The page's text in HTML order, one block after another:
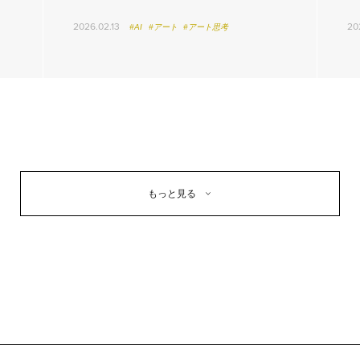
2026.02.13 #AI #アート #アート思考
もっと見る